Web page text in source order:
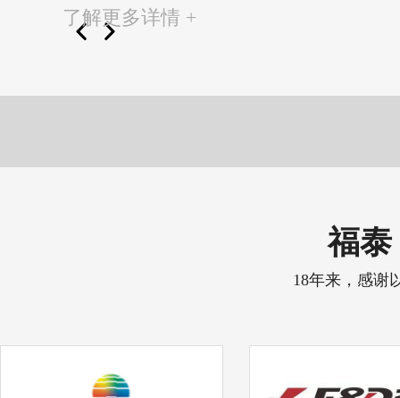
了解更多详情 +
福泰
18年来，感谢